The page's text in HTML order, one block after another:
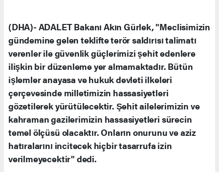
(DHA)- ADALET Bakanı Akın Gürlek, "Meclisimizin
gündemine gelen teklifte terör saldırısı talimatı
verenler ile güvenlik güçlerimizi şehit edenlere
ilişkin bir düzenleme yer almamaktadır. Bütün
işlemler anayasa ve hukuk devleti ilkeleri
çerçevesinde milletimizin hassasiyetleri
gözetilerek yürütülecektir. Şehit ailelerimizin ve
kahraman gazilerimizin hassasiyetleri sürecin
temel ölçüsü olacaktır. Onların onurunu ve aziz
hatıralarını incitecek hiçbir tasarrufa izin
verilmeyecektir" dedi.